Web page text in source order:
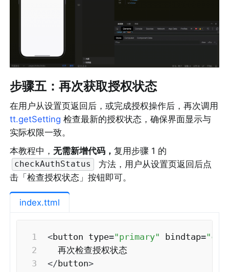
步骤五：再次获取授权状态
tt.getSetting 检查最新的授权状态，确保界面显示与
实际权限一致。
本教程中，无需新增代码，
checkAuthStatus
方法，用户从设置页返回后点
击「检查授权状态」按钮即可。
index.ttml
<button type="primary" bindtap=
</ button>